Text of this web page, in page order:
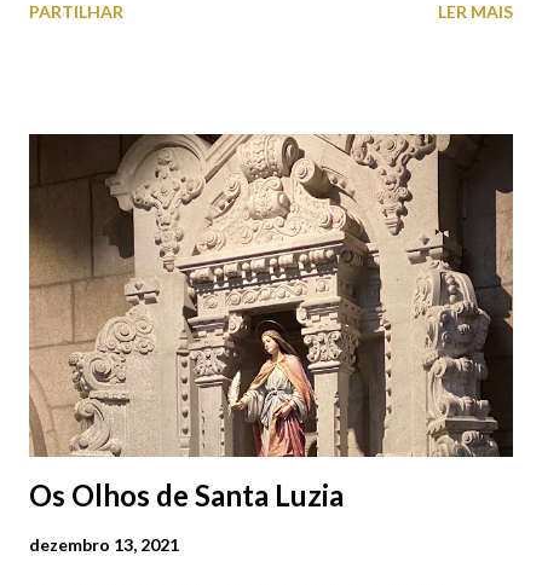
cobres entre muitos outros. Horário de funcionamento | Verão
(2019.10.25) Feira Semanal em Viana do Castelo (2019.10.25)
Feira Semanal em Viana do Castelo (2019.10.25) Feira Semanal
em Viana do Castelo (2019.10.25) Feira Semanal em Viana do
Castelo (2019.10.25) Feira Semanal em Viana do Castelo
(2019.10.25)
PARTILHAR LER MAIS
Os Olhos de Santa Luzia
dezembro 13, 2021